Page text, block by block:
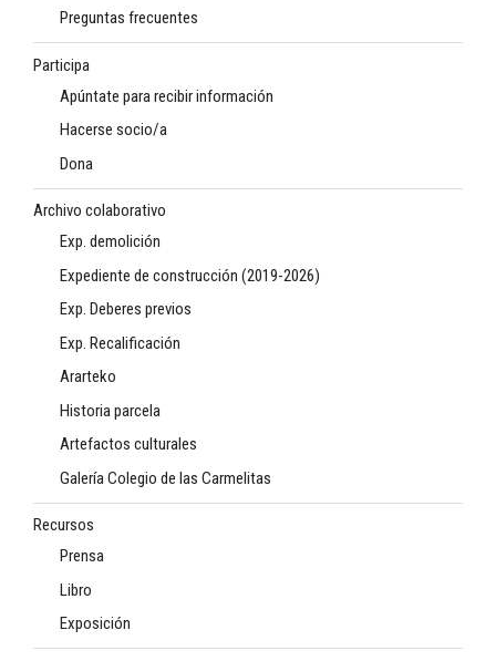
Preguntas frecuentes
Participa
Apúntate para recibir información
Hacerse socio/a
Dona
Archivo colaborativo
Exp. demolición
Expediente de construcción (2019-2026)
Exp. Deberes previos
Exp. Recalificación
Ararteko
Historia parcela
Artefactos culturales
Galería Colegio de las Carmelitas
Recursos
Prensa
Libro
Exposición